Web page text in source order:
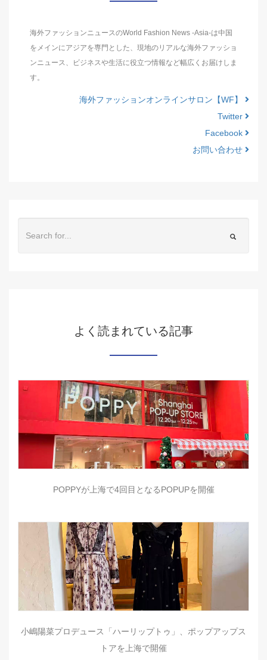
海外ファッションニュースのWorld Fashion News -Asia-は中国
をメインにアジアを専門とした、現地のリアルな海外ファッショ
ンニュース、ビジネスや生活に役立つ情報など幅広くお届けしま
す。
海外ファッションオンラインサロン【WF】
Twitter
Facebook
お問い合わせ
よく読まれている記事
POPPYが上海で4回目となるPOPUPを開催
小嶋陽菜プロデュース「ハーリップトゥ」、ポップアップス
トアを上海で開催